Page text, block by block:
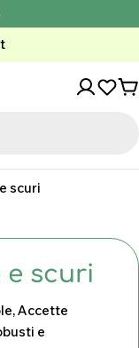
scuri
e scuri
Accette
e